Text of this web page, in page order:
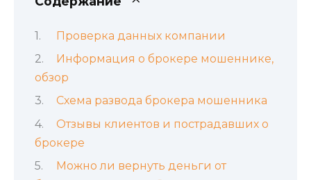
Проверка данных компании
Информация о брокере мошеннике,
обзор
Схема развода брокера мошенника
Отзывы клиентов и пострадавших о
брокере
Можно ли вернуть деньги от